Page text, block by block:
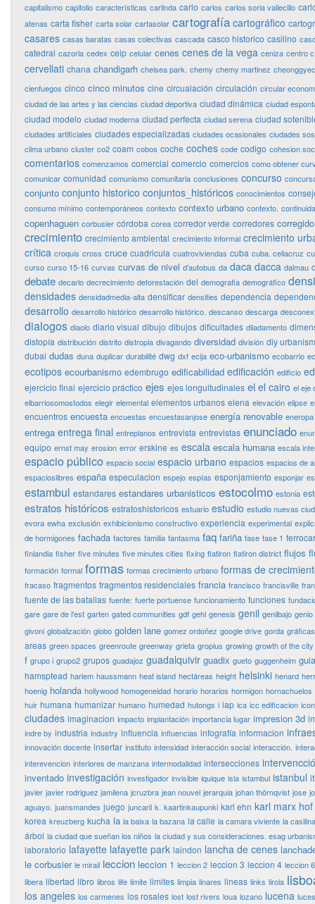
capitalismo capitolio características carlinda carlo carlos carlos soria vallecillo
atenas carta fisher carta solar cartasolar cartografía cartográfico
casares casas baratas casas colectivas cascada casco historico casilino
catedral cazorla cedex ceip celular cenes cenes de la vega ceniza centro
cervellati chana chandigarh chelsea park. chemy chemy martinez
cienfuegos cinco cinco minutos cine circualación circulación circular
ciudad de las artes y las ciencias ciudad deportiva ciudad dinámica ciudad
ciudad modelo ciudad moderna ciudad perfecta ciudad serena ciudad
ciudades artificiales ciudades especializadas ciudades ocasionales ciudades
clima urbano cluster co2 coam cobos coche coches code codigo cohesion
comentarios comenzamos comercial comercio comercios como obtener
comunicar comunidad comunismo comunitaria conclusiones concurso
conjunto conjunto historico conjuntos_históricos conocimientos
consumo mínimo contemporáneos contexto contexto urbano contexto.
copenhaguen corbusier córdoba corea corredor verde corredores corregido
crecimiento crecimiento ambiental crecimiento informal crecimiento
crítica croquis cross cruce cuadricula cuatroviviendas cuba cuba. celiacruz
curso curso 15-16 curvas curvas de nivel d'autobus da daca dacca dalmau
debate decarlo decrecimiento deforestación del demografia demográfico
densidades densidadmedia-alta densificar densities dependencia
desarrollo desarrollo histórico desarrollo histórico. descanso descarga
dialogos diaolo diario visual dibujo dibujos dificultades diladamento
distopía distribución distrito distropia divagando diversidad división diy urbanism
dubai dudas duna duplicar durabilité dwg dxf ecija eco-urbanismo ecobarrio
ecotipos ecourbanismo edembrugo edificabilidad edificación edificio
ejercicio final ejercicio práctico ejes ejes longuitudinales el el cairo el eje
elbarriosomostodos elegir elemental elementos urbanos elena elevación elipse
encuentros encuesta encuestas encuestasanjose energía renovable eneropa
entrega entrega final entreplanos entrevista entrevistas enunciado
equipo ernst may erosion error erskine es escala escala humana escala
espacio público espacio social espacio urbano espacios espacios de
espacioslibres españa especulacion espejo espías esponjamiento esponjar
estambul estandares estandares urbanisticos estocolmo estonia
estratos históricos estratoshistoricos estuario estudio estudio nuevas
evora ewha exclusión exhibicionismo constructivo experiencia experimental
de hormigones fachada factores familia fantasma faq fariña fase fase 1
finlandia fisher five minutes five minutes cities fixing flatiron flatiron district flujos
formación formal formas formas crecimiento urbano formas de
fracaso fragmentos fragmentos residenciales francia francisco francisville
fuente de las batallas fuente: fuerte portuense funcionamiento funciones
gare gare de l'est garten gated communities gdf gehl genesis genil genilbajo genio
givoni globalización globo golden lane gomez ordoñez google drive gorda gráficas
areas green spaces greenroute greenway grieta gropius growing growth of the city
f grupo i grupo2 grupos guadajoz guadalquivir guadix gueto guggenheim
hamsptead harlem haussmann heat island hectáreas height helsinki henard
hoenig holanda hollywood homogeneidad horario horarios hormigon hornachuelos
huir humana humanizar humano humedad hutongs i iap ica icc edificacion
ciudades imaginacion impacto implantación importancia lugar impresion 3d
indre by industria industry influencia influencias infografía informacion
innovación docente insertar instituto intensidad interacción social interacción.
interevencion interiores de manzana intermodalidad intersecciones
inventado investigación investigador invisible iquique isla istambul istanbul
javier javier rodriguez jamilena jcruzbra jean nouvel jerarquia johan thörnqvist jose
aguayo. juansmandes juego juncaril k. kaartinkaupunki karl ehn karl marx hof
korea kreuzberg kucha la la baixa la bazana la calle la camara viviente la casilina
árbol la ciudad que sueñan los niños la ciudad y sus consideraciones. esag
laboratorio lafayette lafayette park laindon lancha de cenes
le corbusier le mirail leccion leccion 1 leccion 2 leccion 3 leccion 4 leccion 6
libera libertad libro libros life limite limites limpia linares lineas links lirola
los angeles los carmenes los rosales lost lost rivers loua lozano lucena luces